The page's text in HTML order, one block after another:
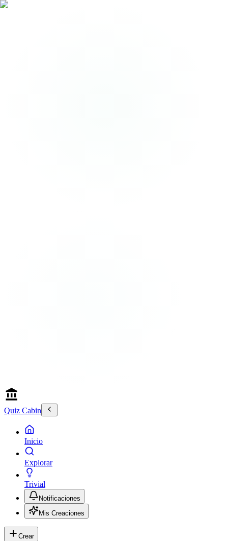
Quiz Cabin
Inicio
Explorar
Trivial
Notificaciones
Mis Creaciones
Crear